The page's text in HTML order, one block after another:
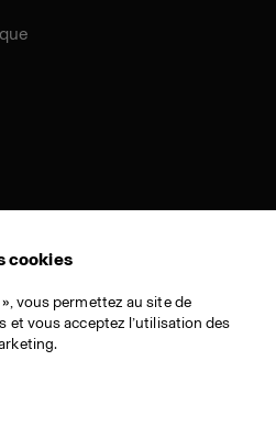
cookies
vous permettez au site de
et vous acceptez l’utilisation des